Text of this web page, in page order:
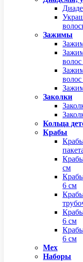
Зажимы
Заколки
Кольца
Крабы
см
6 см
6 см
6 см
Мех
Наборы